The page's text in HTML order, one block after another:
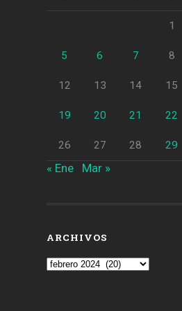
1
5 6 7 8
12 13 14 15
19 20 21 22
26 27 28 29
« Ene Mar »
ARCHIVOS
Archivos